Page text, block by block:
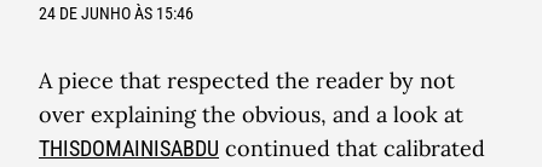
24 DE JUNHO ÀS 15:46
A piece that respected the reader by not
over explaining the obvious, and a look at
THISDOMAINISABDU continued that calibrated